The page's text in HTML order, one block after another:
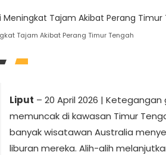
Tajam Akibat Perang Timur Tengah
Liput – 20 April 2026 |
memuncak di kawasan Timur
banyak wisatawan Australia
liburan mereka. Alih-alih